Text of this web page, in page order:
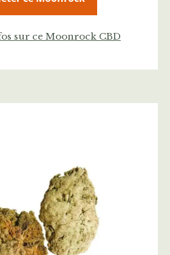
sur ce Moonrock CBD